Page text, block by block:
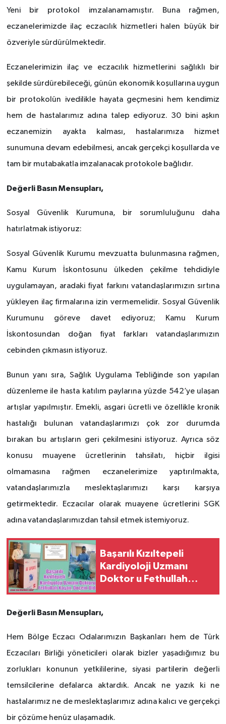
Yeni bir protokol imzalanamamıştır. Buna rağmen,
eczanelerimizde ilaç eczacılık hizmetleri halen büyük bir
özveriyle sürdürülmektedir.
Eczanelerimizin ilaç ve eczacılık hizmetlerini sağlıklı bir
şekilde sürdürebileceği, günün ekonomik koşullarına uygun
bir protokolün ivedilikle hayata geçmesini hem kendimiz
hem de hastalarımız adına talep ediyoruz. 30 bini aşkın
eczanemizin ayakta kalması, hastalarımıza hizmet
sunumuna devam edebilmesi, ancak gerçekçi koşullarda ve
tam bir mutabakatla imzalanacak protokole bağlıdır.
Değerli Basın Mensupları,
Sosyal Güvenlik Kurumuna, bir sorumluluğunu daha
hatırlatmak istiyoruz:
Sosyal Güvenlik Kurumu mevzuatta bulunmasına rağmen,
Kamu Kurum İskontosunu ülkeden çekilme tehdidiyle
uygulamayan, aradaki fiyat farkını vatandaşlarımızın sırtına
yükleyen ilaç firmalarına izin vermemelidir. Sosyal Güvenlik
Kurumunu göreve davet ediyoruz; Kamu Kurum
İskontosundan doğan fiyat farkları vatandaşlarımızın
cebinden çıkmasın istiyoruz.
Bunun yanı sıra, Sağlık Uygulama Tebliğinde son yapılan
düzenleme ile hasta katılım paylarına yüzde 542’ye ulaşan
artışlar yapılmıştır. Emekli, asgari ücretli ve özellikle kronik
hastalığı bulunan vatandaşlarımızı çok zor durumda
bırakan bu artışların geri çekilmesini istiyoruz. Ayrıca söz
konusu muayene ücretlerinin tahsilatı, hiçbir ilgisi
olmamasına rağmen eczanelerimize yaptırılmakta,
vatandaşlarımızla meslektaşlarımızı karşı karşıya
getirmektedir. Eczacılar olarak muayene ücretlerini SGK
adına vatandaşlarımızdan tahsil etmek istemiyoruz.
Başarılı Kızıltepeli
Kardiyoloji Uzmanı
Doktor u Fethullah
Değerli Basın Mensupları,
Hem Bölge Eczacı Odalarımızın Başkanları hem de Türk
Eczacıları Birliği yöneticileri olarak bizler yaşadığımız bu
zorlukları konunun yetkililerine, siyasi partilerin değerli
temsilcilerine defalarca aktardık. Ancak ne yazık ki ne
hastalarımız ne de meslektaşlarımız adına kalıcı ve gerçekçi
bir çözüme henüz ulaşamadık.